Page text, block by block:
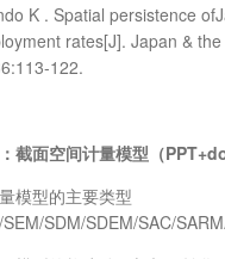
K . Spatial persistence
rates[J]. Japan &
122.
截面空间计量模型（
模型的主要类型
SEM/SDM/SDEM/SAC/